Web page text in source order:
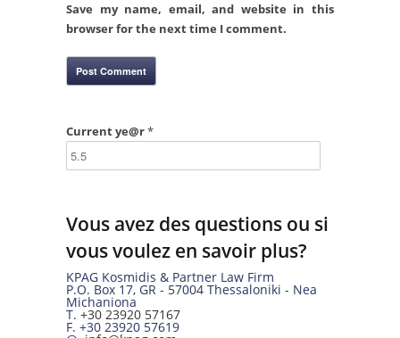
Save my name, email, and website in this
browser for the next time I comment.
Current ye@r*
Vous avez des questions ou si
vous voulez en savoir plus?
KPAG Kosmidis & Partner Law Firm
P.O. Box 17, GR - 57004 Thessaloniki - Nea
Michaniona
T. +30 23920 57167
F. +30 23920 57619